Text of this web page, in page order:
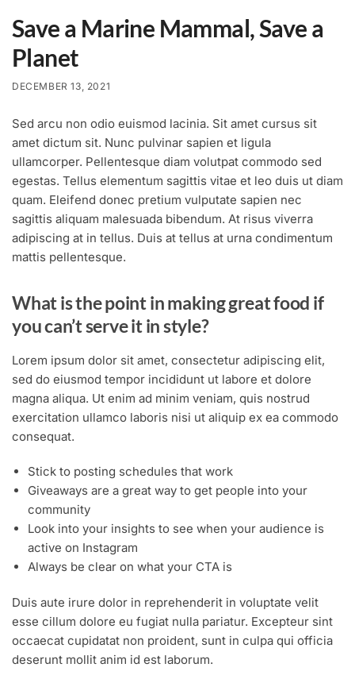
Save a Marine Mammal, Save a
Planet
DECEMBER 13, 2021
Sed arcu non odio euismod lacinia. Sit amet cursus sit
amet dictum sit. Nunc pulvinar sapien et ligula
ullamcorper. Pellentesque diam volutpat commodo sed
egestas. Tellus elementum sagittis vitae et leo duis ut diam
quam. Eleifend donec pretium vulputate sapien nec
sagittis aliquam malesuada bibendum. At risus viverra
adipiscing at in tellus. Duis at tellus at urna condimentum
mattis pellentesque.
What is the point in making great food if
you can’t serve it in style?
Lorem ipsum dolor sit amet, consectetur adipiscing elit,
sed do eiusmod tempor incididunt ut labore et dolore
magna aliqua. Ut enim ad minim veniam, quis nostrud
exercitation ullamco laboris nisi ut aliquip ex ea commodo
consequat.
Stick to posting schedules that work
Giveaways are a great way to get people into your
community
Look into your insights to see when your audience is
active on Instagram
Always be clear on what your CTA is
Duis aute irure dolor in reprehenderit in voluptate velit
esse cillum dolore eu fugiat nulla pariatur. Excepteur sint
occaecat cupidatat non proident, sunt in culpa qui officia
deserunt mollit anim id est laborum.